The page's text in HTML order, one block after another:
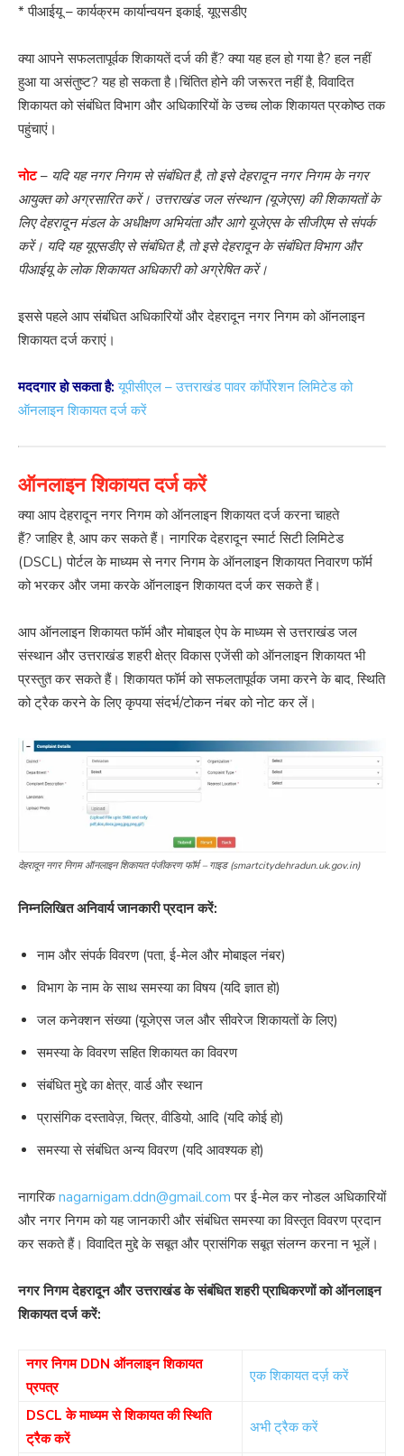
* पीआईयू – कार्यक्रम कार्यान्वयन इकाई, यूएसडीए
क्या आपने सफलतापूर्वक शिकायतें दर्ज की हैं? क्या यह हल हो गया है? हल नहीं
हुआ या असंतुष्ट? यह हो सकता है।चिंतित होने की जरूरत नहीं है, विवादित
शिकायत को संबंधित विभाग और अधिकारियों के उच्च लोक शिकायत प्रकोष्ठ तक
पहुंचाएं।
नोट – यदि यह नगर निगम से संबंधित है, तो इसे देहरादून नगर निगम के नगर
आयुक्त को अग्रसारित करें। उत्तराखंड जल संस्थान (यूजेएस) की शिकायतों के
लिए देहरादून मंडल के अधीक्षण अभियंता और आगे यूजेएस के सीजीएम से संपर्क
करें। यदि यह यूएसडीए से संबंधित है, तो इसे देहरादून के संबंधित विभाग और
पीआईयू के लोक शिकायत अधिकारी को अग्रेषित करें।
इससे पहले आप संबंधित अधिकारियों और देहरादून नगर निगम को ऑनलाइन
शिकायत दर्ज कराएं।
मददगार हो सकता है: यूपीसीएल – उत्तराखंड पावर कॉर्पोरेशन लिमिटेड को
ऑनलाइन शिकायत दर्ज करें
ऑनलाइन शिकायत दर्ज करें
क्या आप देहरादून नगर निगम को ऑनलाइन शिकायत दर्ज करना चाहते
हैं? जाहिर है, आप कर सकते हैं। नागरिक देहरादून स्मार्ट सिटी लिमिटेड
(DSCL) पोर्टल के माध्यम से नगर निगम के ऑनलाइन शिकायत निवारण फॉर्म
को भरकर और जमा करके ऑनलाइन शिकायत दर्ज कर सकते हैं।
आप ऑनलाइन शिकायत फॉर्म और मोबाइल ऐप के माध्यम से उत्तराखंड जल
संस्थान और उत्तराखंड शहरी क्षेत्र विकास एजेंसी को ऑनलाइन शिकायत भी
प्रस्तुत कर सकते हैं। शिकायत फॉर्म को सफलतापूर्वक जमा करने के बाद, स्थिति
को ट्रैक करने के लिए कृपया संदर्भ/टोकन नंबर को नोट कर लें।
देहरादून नगर निगम ऑनलाइन शिकायत पंजीकरण फॉर्म – गाइड (smartcitydehradun.uk.gov.in)
निम्नलिखित अनिवार्य जानकारी प्रदान करें:
नाम और संपर्क विवरण (पता, ई-मेल और मोबाइल नंबर)
विभाग के नाम के साथ समस्या का विषय (यदि ज्ञात हो)
जल कनेक्शन संख्या (यूजेएस जल और सीवरेज शिकायतों के लिए)
समस्या के विवरण सहित शिकायत का विवरण
संबंधित मुद्दे का क्षेत्र, वार्ड और स्थान
प्रासंगिक दस्तावेज़, चित्र, वीडियो, आदि (यदि कोई हो)
समस्या से संबंधित अन्य विवरण (यदि आवश्यक हो)
नागरिकnagarnigam.ddn@gmail.com पर ई-मेल कर नोडल अधिकारियों
और नगर निगम को यह जानकारी और संबंधित समस्या का विस्तृत विवरण प्रदान
कर सकते हैं। विवादित मुद्दे के सबूत और प्रासंगिक सबूत संलग्न करना न भूलें।
नगर निगम देहरादून और उत्तराखंड के संबंधित शहरी प्राधिकरणों को ऑनलाइन
शिकायत दर्ज करें:
नगर निगम DDN ऑनलाइन शिकायत
प्रपत्र
एक शिकायत दर्ज़ करें
DSCL के माध्यम से शिकायत की स्थिति
ट्रैक करें
अभी ट्रैक करें